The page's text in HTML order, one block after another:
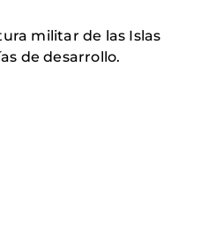
militar de las Islas
de desarrollo.